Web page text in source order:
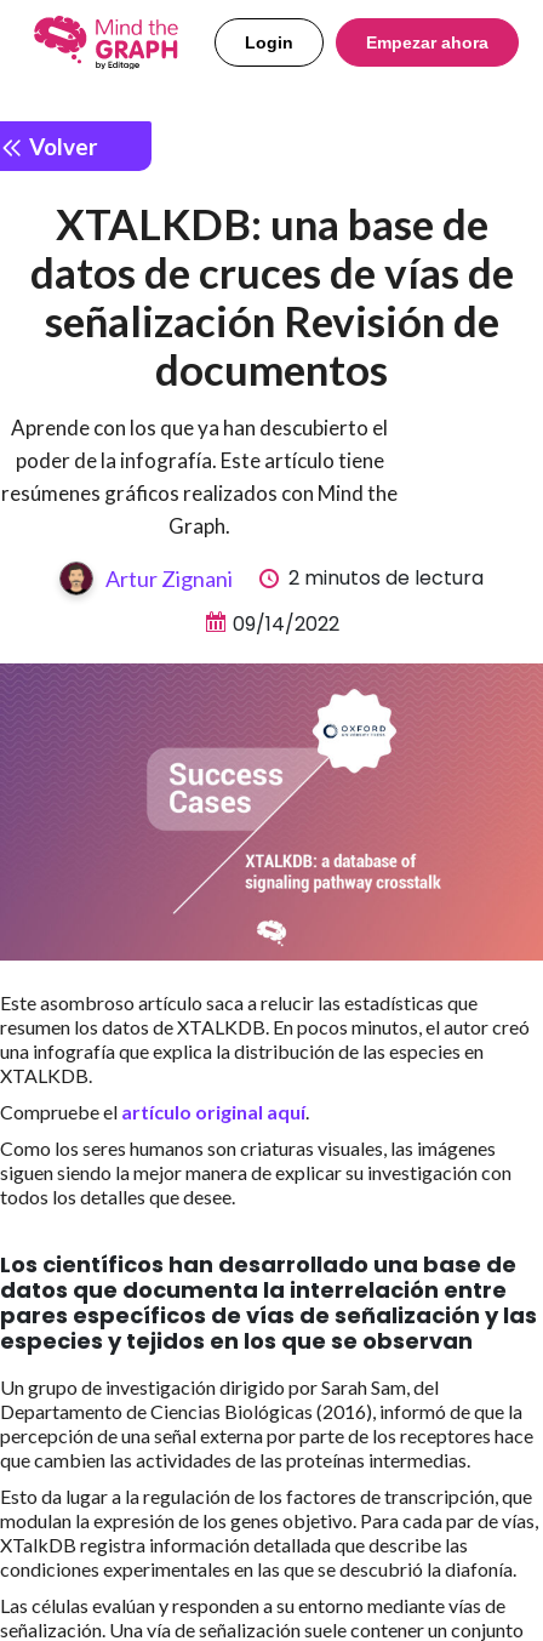
Login Empezar ahora
Volver
XTALKDB: una base de
datos de cruces de vías de
señalización Revisión de
documentos
Aprende con los que ya han descubierto el
poder de la infografía. Este artículo tiene
resúmenes gráficos realizados con Mind the
Graph.
Artur Zignani
2 minutos de lectura
09/14/2022
Este asombroso artículo saca a relucir las estadísticas que
resumen los datos de XTALKDB. En pocos minutos, el autor creó
una infografía que explica la distribución de las especies en
XTALKDB.
Compruebe el artículo original aquí.
Como los seres humanos son criaturas visuales, las imágenes
siguen siendo la mejor manera de explicar su investigación con
todos los detalles que desee.
Los científicos han desarrollado una base de
datos que documenta la interrelación entre
pares específicos de vías de señalización y las
especies y tejidos en los que se observan
Un grupo de investigación dirigido por Sarah Sam, del
Departamento de Ciencias Biológicas (2016), informó de que la
percepción de una señal externa por parte de los receptores hace
que cambien las actividades de las proteínas intermedias.
Esto da lugar a la regulación de los factores de transcripción, que
modulan la expresión de los genes objetivo. Para cada par de vías,
XTalkDB registra información detallada que describe las
condiciones experimentales en las que se descubrió la diafonía.
Las células evalúan y responden a su entorno mediante vías de
señalización. Una vía de señalización suele contener un conjunto